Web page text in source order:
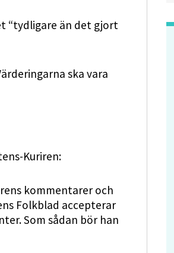
“tydligare än det gjort
ska vara
Kuriren:
kommentarer och
Folkblad accepterar
Som sådan bör han